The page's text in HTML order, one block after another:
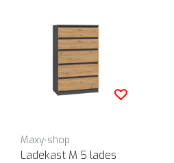
Maxy-shop
Ladekast M 5 lades